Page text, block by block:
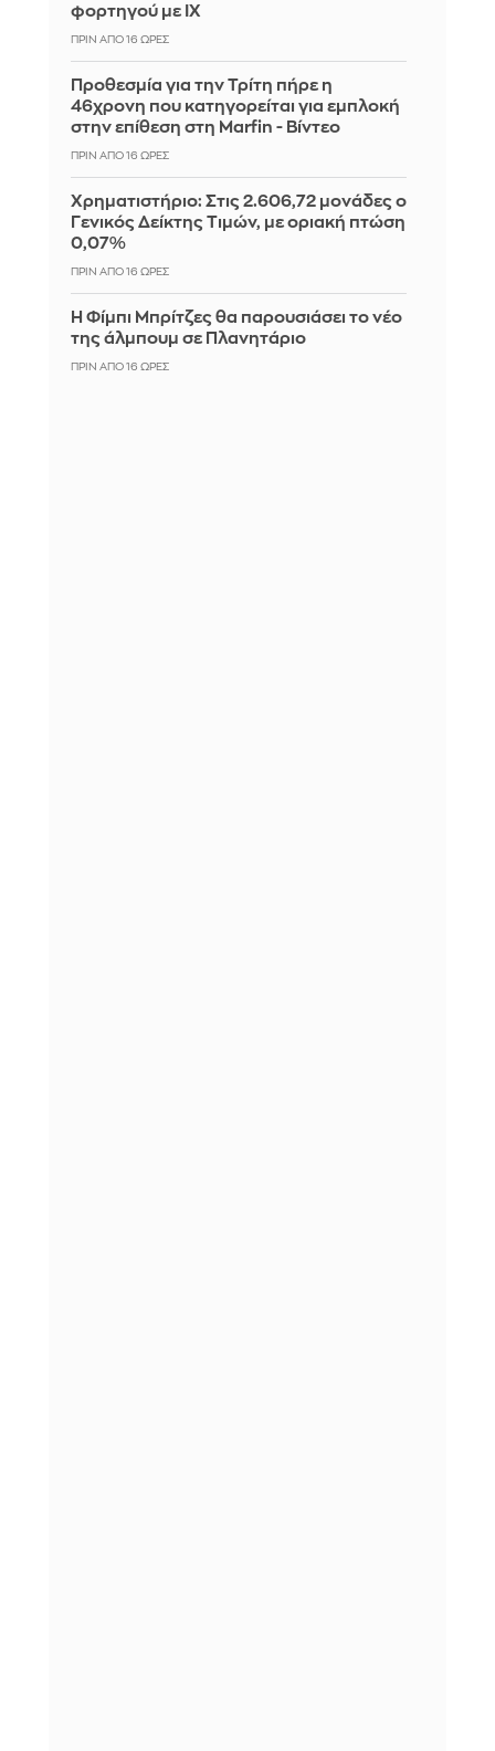
φορτηγού με ΙΧ
ΠΡΙΝ ΑΠΌ 16 ΏΡΕΣ
Προθεσμία για την Τρίτη πήρε η
46χρονη που κατηγορείται για εμπλοκή
στην επίθεση στη Marfin - Βίντεο
ΠΡΙΝ ΑΠΌ 16 ΏΡΕΣ
Χρηματιστήριο: Στις 2.606,72 μονάδες ο
Γενικός Δείκτης Τιμών, με οριακή πτώση
0,07%
ΠΡΙΝ ΑΠΌ 16 ΏΡΕΣ
Η Φίμπι Μπρίτζες θα παρουσιάσει το νέο
της άλμπουμ σε Πλανητάριο
ΠΡΙΝ ΑΠΌ 16 ΏΡΕΣ